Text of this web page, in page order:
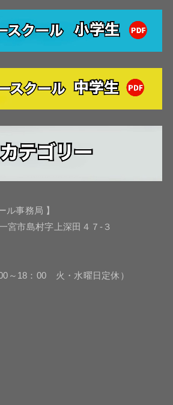
ル事務局 】
宮市島村字上深田４７-３
18：00 火・水曜日定休）